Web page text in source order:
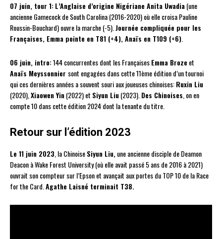
07 juin, tour 1:L’Anglaise d’origine Nigériane Anita Uwadia(une
ancienne Gamecock de South Carolina (2016-2020) où elle croisa Pauline
Roussin-Bouchard) ouvre la marche (-5). Journée compliquée pour les
Françaises, Emma pointe en T81 (+4), Anaïs en T109 (+6)
06 juin, intro:144 concurrentes dont les FrançaisesEmma Brozeet
Anaïs Meyssonnier sont engagées dans cette 11ème édition d’un tournoi
qui ces dernières années a souvent souri aux joueuses chinoises:Ruxin Liu
(2020), Xiaowen Yin(2022) et Siyun Liu(2023). Des Chinoises , on en
compte 10 dans cette édition 2024 dont la tenante du titre.
Retour sur l’édition 2023
Le 11 juin 2023 , la ChinoiseSiyun Liu, une ancienne disciple de Deamon
Deacon à Wake Forest University (où elle avait passé 5 ans de 2016 à 2021)
ouvrait son compteur sur l’Epson et avançait aux portes du TOP 10 de la Race
for the Card. Agathe Laisné terminait T38.